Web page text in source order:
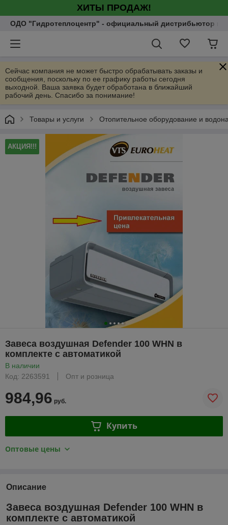
ХИТЫ ПРОДАЖ!
ОДО "Гидротеплоцентр" - официальный дистрибьютор
Сейчас компания не может быстро обрабатывать заказы и
сообщения, поскольку по ее графику работы сегодня
выходной. Ваша заявка будет обработана в ближайший
рабочий день. Спасибо за понимание!
Товары и услуги Отопительное оборудование и
АКЦИЯ!!!
Завеса воздушная Defender 100 WHN в
комплекте с автоматикой
В наличии
Код: 2263591
Опт и розница
984,96 руб.
Купить
Оптовые цены
Описание
Завеса воздушная Defender 100 WHN в
комплекте с автоматикой